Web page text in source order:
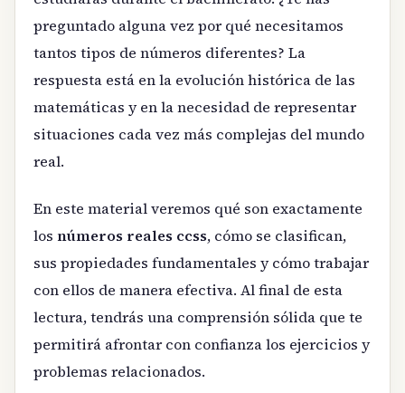
preguntado alguna vez por qué necesitamos
tantos tipos de números diferentes? La
respuesta está en la evolución histórica de las
matemáticas y en la necesidad de representar
situaciones cada vez más complejas del mundo
real.
En este material veremos qué son exactamente
los números reales ccss, cómo se clasifican,
sus propiedades fundamentales y cómo trabajar
con ellos de manera efectiva. Al final de esta
lectura, tendrás una comprensión sólida que te
permitirá afrontar con confianza los ejercicios y
problemas relacionados.